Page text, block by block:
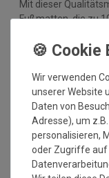
Mit dieser
Fußmatten, die zu
ruschfest. Einem
Vor dem ersten
bei angegebener
sie flach zum
auf, der Mattenflor
und Knicke werden
Fußmatte
viele Jahre Qualität
Wir verwenden
unserer Website
Daten von
Adresse), um
personalisieren,
oder Zugriffe auf